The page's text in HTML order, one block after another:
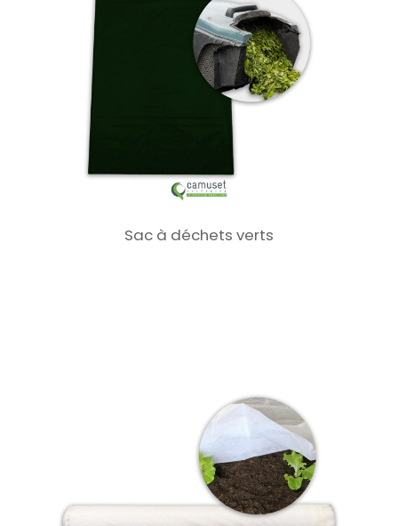
Sac à déchets verts